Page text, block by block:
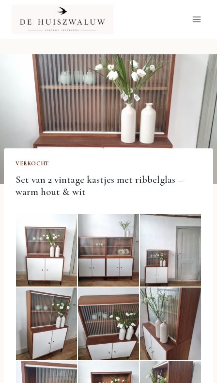
inhoud
VERKOCHT
Set van 2 vintage kastjes met ribbelglas –
warm hout & wit